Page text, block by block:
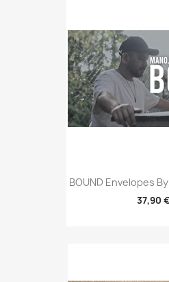
BOUND Envelopes
37,90 €